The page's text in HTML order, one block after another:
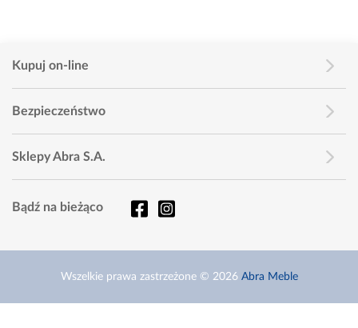
Kupuj on-line
Bezpieczeństwo
Sklepy Abra S.A.
Bądź na bieżąco
Wszelkie prawa zastrzeżone © 2026 Abra Meble